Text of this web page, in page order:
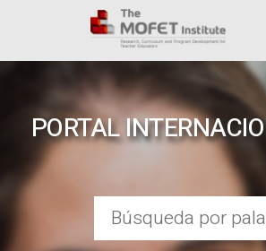
PORTAL